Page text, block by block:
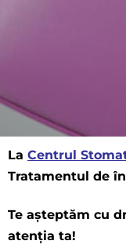
La Centrul
Tratamentul de
Te așteptăm cu
atenția ta!